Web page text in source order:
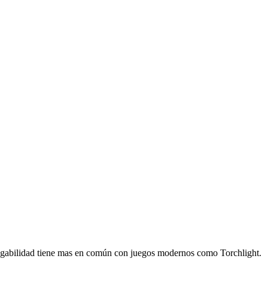
tiene mas en común con juegos modernos como Torchlight.